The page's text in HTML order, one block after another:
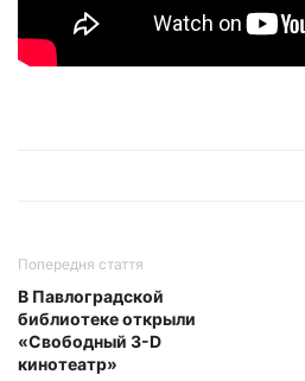
Попередня стаття
В Павлоградской
библиотеке открыли
«Свободный 3-D
кинотеатр»